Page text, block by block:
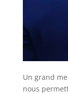
Un grand
nous